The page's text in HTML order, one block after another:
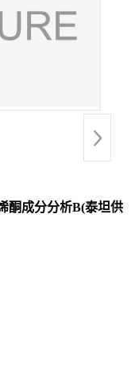
酮成分分析B(泰坦供